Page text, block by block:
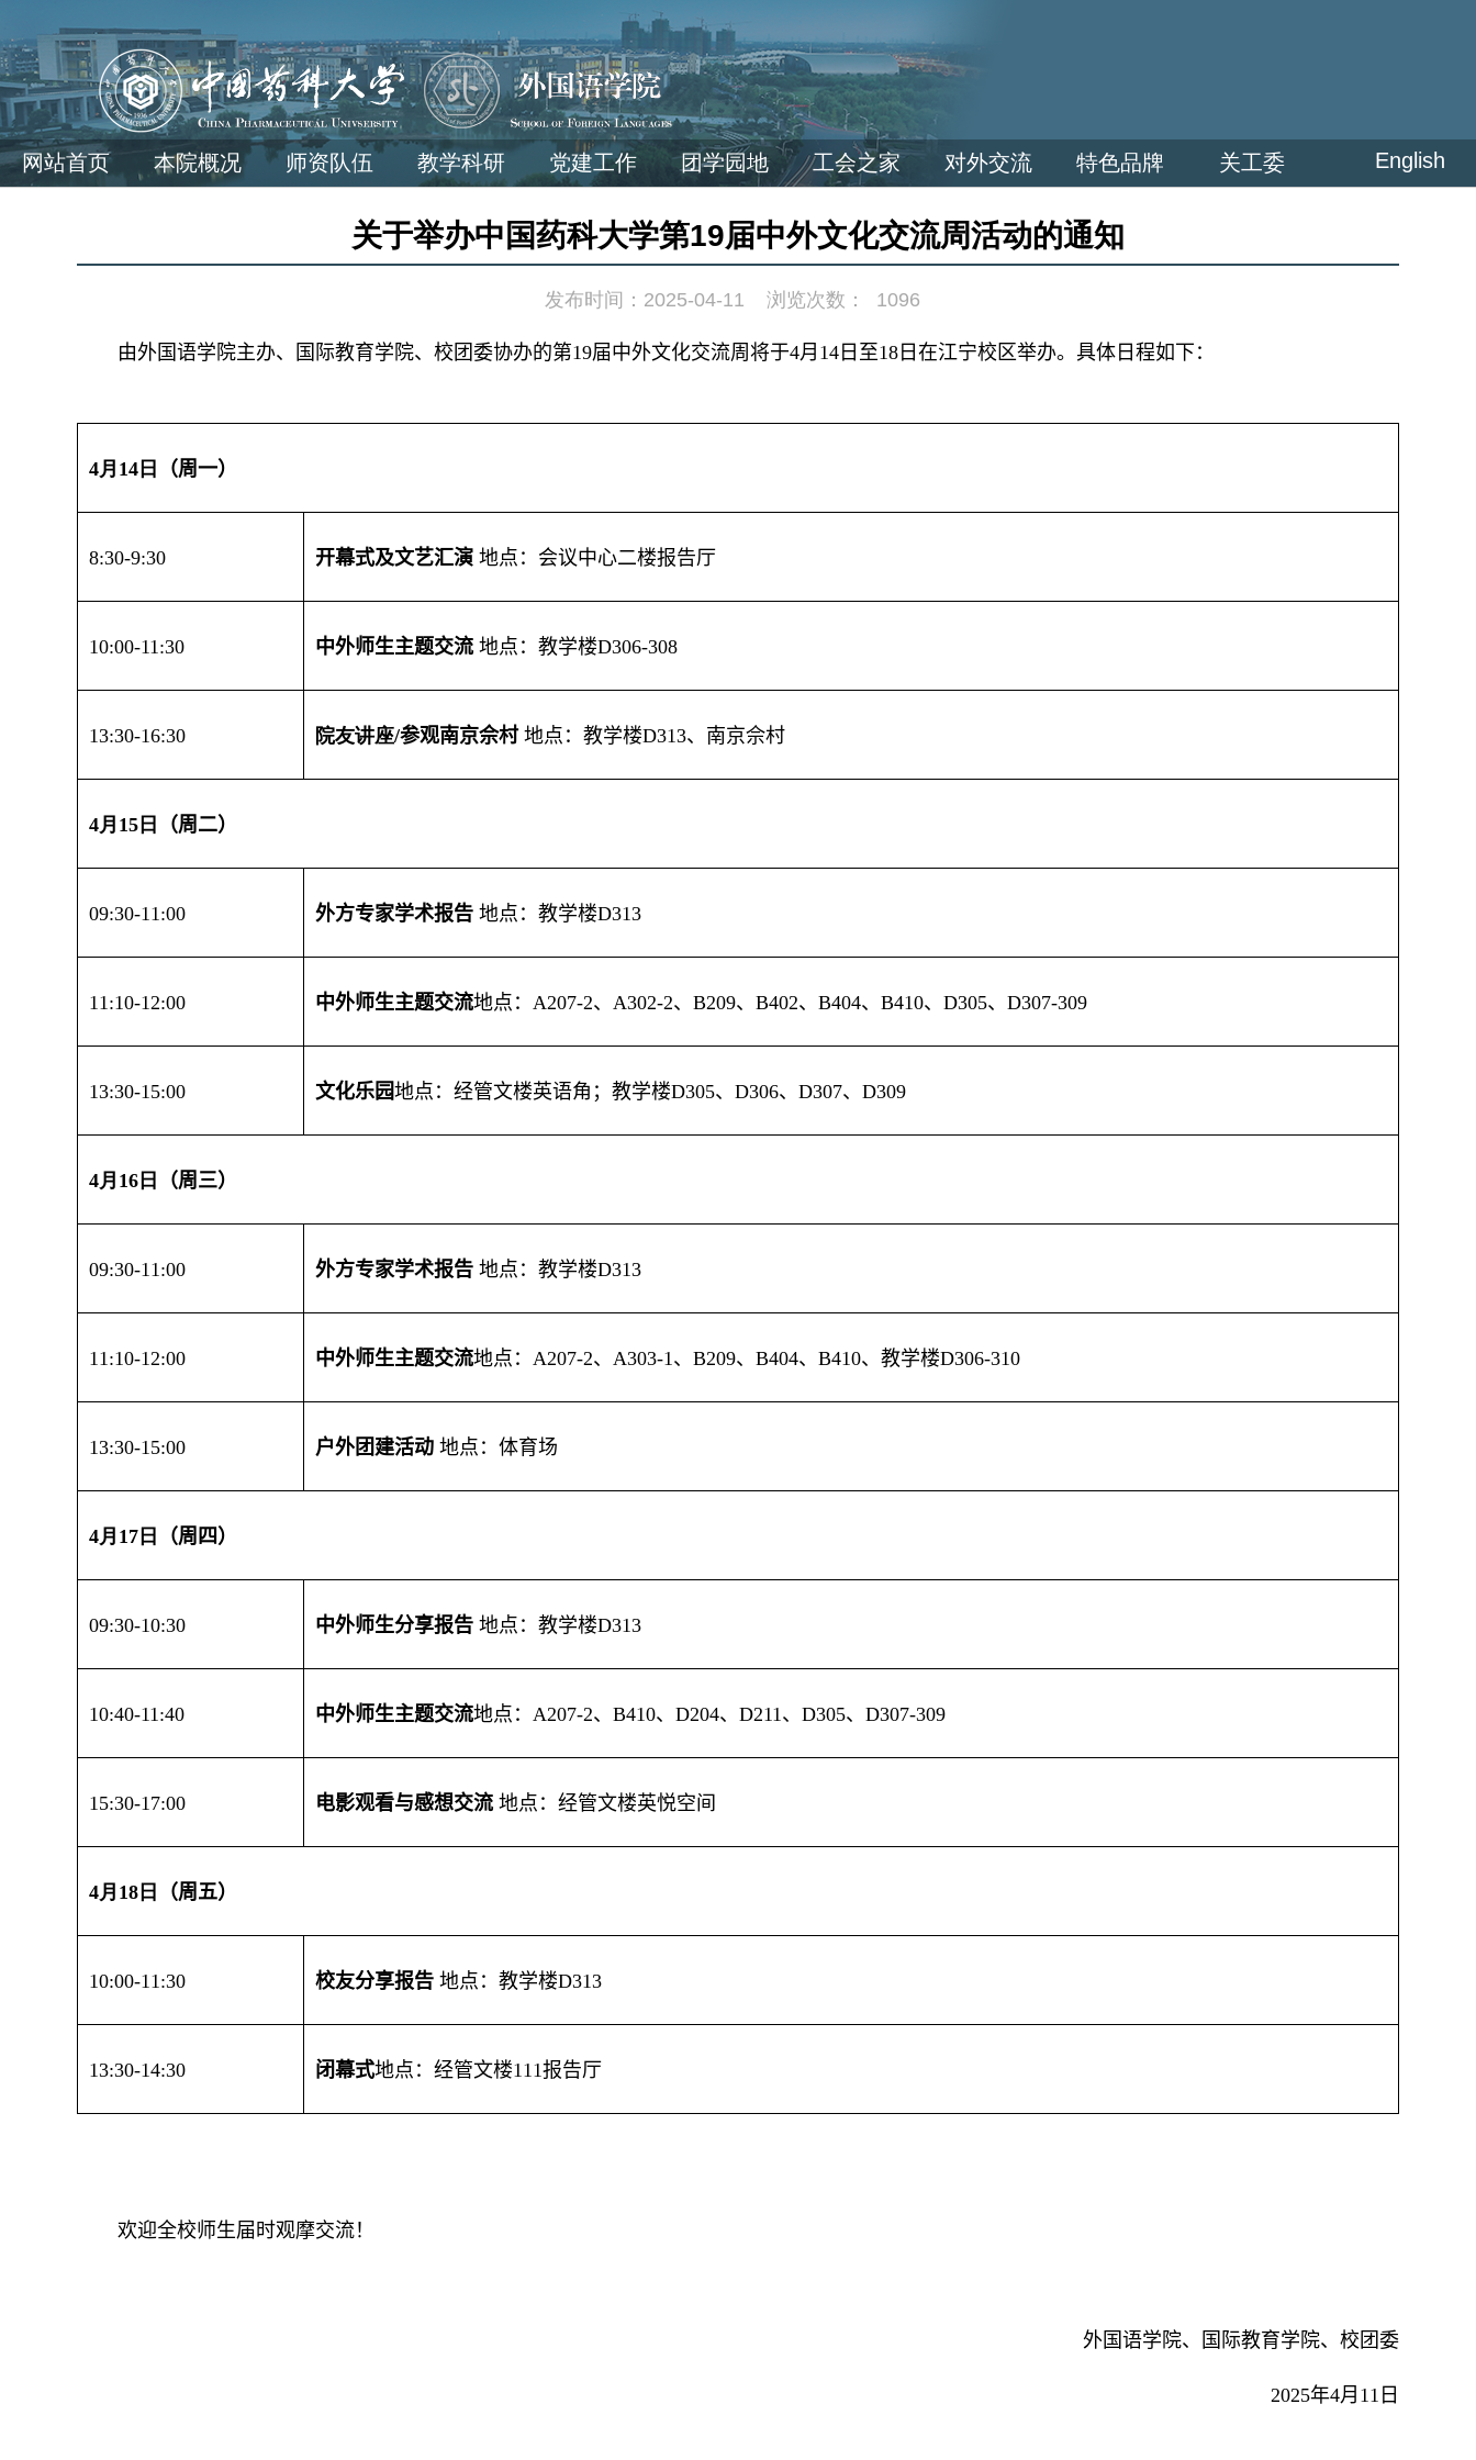
网站首页 本院概况 师资队伍 教学科研 党建工作 团学园地 工会之家 对外交流 特色品牌 关工委 English
关于举办中国药科大学第19届中外文化交流周活动的通知
发布时间：2025-04-11 浏览次数： 1096
由外国语学院主办、国际教育学院、校团委协办的第19届中外文化交流周将于4月 14 日至18 日在江宁校区举办。具体日程如下：
4月 14 日 （周一）
8:30-9:30 开幕式及文艺汇演 地点 ：会议中心二楼报告厅
10:00-11:30 中外师生主题交流 地点： 教学楼D306-308
13:30-16:30 院友讲座/参观南京佘村 地点： 教学楼D313、南京佘村
4月 15 日 （周二）
09:30-11:00 外方专家学术报告 地点：教学楼D313
11:10-12:00 中外师生主题交流地点： A207-2、 A302-2、 B209、 B402、 B404、 B410、 D305、 D307-309
13:30-15:00 文化乐园地点：经管文楼英语角；教学楼D305、 D306、 D307、 D309
4月 16 日 （周三）
09:30-11:00 外方专家学术报告 地点：教学楼D313
11:10-12:00 中外师生主题交流地点： A207-2、 A303-1、 B209、 B404、 B410、教学楼D306-310
13:30-15:00 户外团建活动 地点：体育场
4月 17 日 （周四 ）
09:30-10:30 中外师生分享报告 地点：教学楼D313
10:40-11:40 中外师生主题交流地点： A207-2、 B410、 D204、 D211、 D305、 D307-309
15:30-17:00 电影观看与感想交流 地点：经管文楼英悦空间
4月 18 日 （周 五）
10:00-11:30 校友分享报告 地点：教学楼D313
13:30-14:30 闭幕式地点：经管文楼111报告厅
欢迎全校师生届时观摩交流！
外国语学院、国际教育学院、校团委
2025年4月 11 日